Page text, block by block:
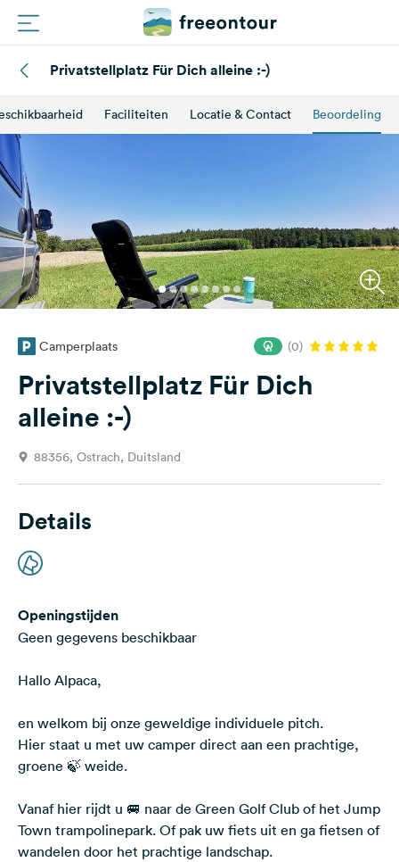
Campings
Partners
Registreren
Inloggen
Vragen &
Feedback
Taal:
Volg
op
social
Facebook
Privatstellplatz Für Dich alleine :-)
Faciliteiten Locatie & Contact Beoordeling
Camperplaats (0)
Privatstellplatz Für Dich
alleine :-)
88356, Ostrach, Duitsland
Details
Openingstijden
Geen gegevens beschikbaar
Hallo Alpaca,
en welkom bij onze geweldige individuele pitch.
Hier staat u met uw camper direct aan een prachtige,
groene 🍃 weide.
Vanaf hier rijdt u 🚐 naar de Green Golf Club of het Jump
Town trampolinepark. Of pak uw fiets uit en ga fietsen of
wandelen door het prachtige landschap.